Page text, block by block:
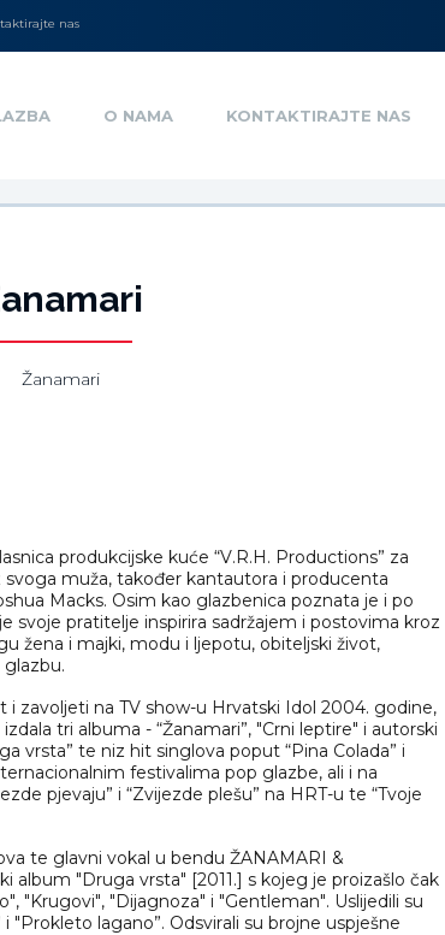
nas
O NAMA KONTAKTIRAJTE NAS
Žanamari
produkcijske kuće “V.R.H. Productions” za
muža, također kantautora i producenta
Macks. Osim kao glazbenica poznata je i po
svoje pratitelje inspirira sadržajem i postovima kroz
žena i majki, modu i ljepotu, obiteljski život,
zavoljeti na TV show-u Hrvatski Idol 2004. godine,
tri albuma - “Žanamari”, "Crni leptire" i autorski
vrsta” te niz hit singlova poput “Pina Colada” i
festivalima pop glazbe, ali i na
pjevaju” i “Zvijezde plešu” na HRT-u te “Tvoje
te glavni vokal u bendu ŽANAMARI &
album "Druga vrsta" [2011.] s kojeg je proizašlo čak
"Krugovi", "Dijagnoza" i "Gentleman". Uslijedili su
"Prokleto lagano”. Odsvirali su brojne uspješne